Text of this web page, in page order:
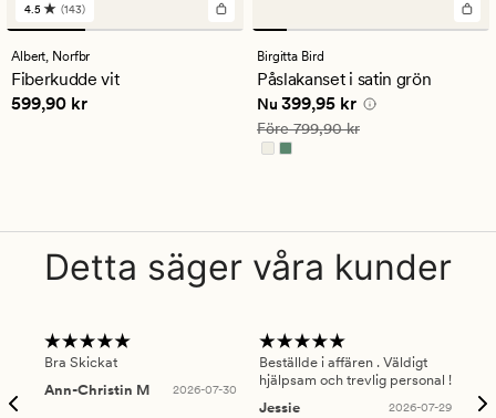
143
omdömen
med
ett
genomsnittligt
betyg
4.5 (143)
Albert, Norfbr
Fiberkudde vit
Pris 599,90 kr
599,90 kr
Birgitta Bird
Påslakanset i satin grön
Nuvarande pris
Nu 399,95 kr
Ordinarie pris 799,90 kr
Före799,90 kr
Detta säger våra kunder
Bra Skickat
Ann-Christin M
2026-07-30
Beställde i affären . Väldigt
hjälpsam och trevlig personal !
Jessie
2026-07-29